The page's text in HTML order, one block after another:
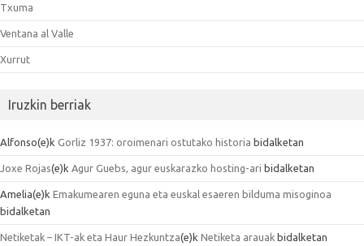
Txuma
Ventana al Valle
Xurrut
Iruzkin berriak
Alfonso(e)k Gorliz 1937: oroimenari ostutako historia bidalketan
Joxe Rojas(e)k Agur Guebs, agur euskarazko hosting-ari bidalketan
Amelia(e)k Emakumearen eguna eta euskal esaeren bilduma misoginoa
bidalketan
Netiketak – IKT-ak eta Haur Hezkuntza(e)k Netiketa arauak bidalketan